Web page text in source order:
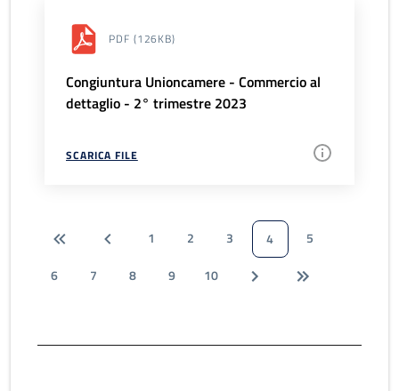
PDF (126KB)
Congiuntura Unioncamere - Commercio al
dettaglio - 2° trimestre 2023
SCARICA FILE
1 2 3 4
5
6
7 8 9 10